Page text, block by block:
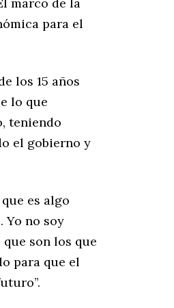
para el
los 15 años
lo que
teniendo
el gobierno y
es algo
Yo no soy
son los que
para que el